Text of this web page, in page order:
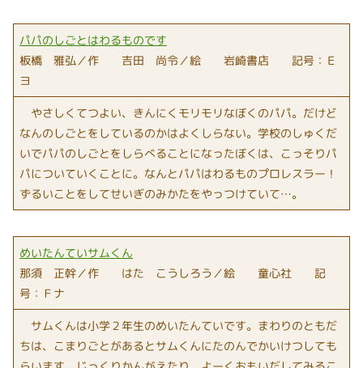
パパのしごとはわるものです
板橋 雅弘／作 吉田 尚令／絵 岩崎書店 記号：Ｅ
ヨ
やさしくてつよい、きんにくモリモリなぼくのパパ。だけど
なんのしごとをしているのかはよくしらない。学校のしゅくだ
いでパパのしごとをしらべることになったぼくは、こっそりパ
パについていくことに。なんとパパはわるものプロレスラー！
ずるいことをしてせいぎのみかたをやっつけていて…。
めいたんていサムくん
那須 正幹／作 はた こうしろう／絵 童心社 記
号：Ｆナ
サムくんは小学２年生のめいたんていです。まわりのともだ
ちは、こまりごとがあるとサムくんにたのんでかいけつしても